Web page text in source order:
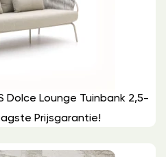
Dolce Lounge Tuinbank 2,5-
Prijsgarantie!